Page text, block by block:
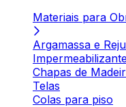
Materiais para
Argamassa e
Chapas de
Telas
Colas para piso